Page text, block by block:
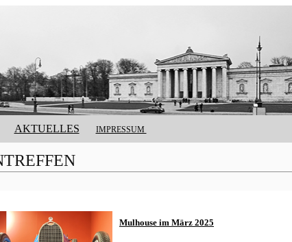
AKTUELLES IMPRESSUM
Mulhouse im März 2025